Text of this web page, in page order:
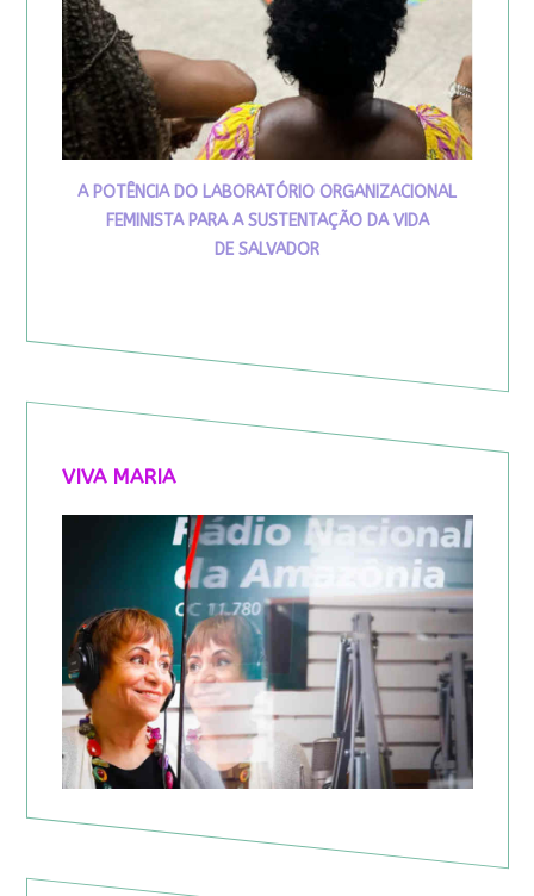
A POTÊNCIA DO LABORATÓRIO ORGANIZACIONAL
FEMINISTA PARA A SUSTENTAÇÃO DA VIDA
DE SALVADOR
VIVA MARIA